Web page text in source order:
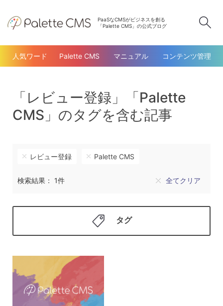
PaaSなCMSがビジネスを創る
「Palette CMS」の公式ブログ
人気ワード Palette CMS マニュアル コンテンツ管理
「レビュー登録」「Palette
CMS」のタグを含む記事
レビュー登録 Palette CMS
検索結果： 1件 全てクリア
タグ